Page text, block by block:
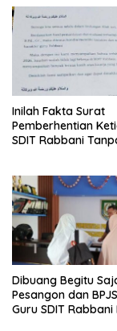
Inilah Fakta Surat
Pemberhentian
SDIT Rabbani
Dibuang Begitu
Pesangon dan
Guru SDIT